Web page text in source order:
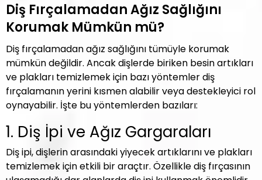
Diş Fırçalamadan Ağız Sağlığını
Korumak Mümkün mü?
Diş fırçalamadan ağız sağlığını tümüyle korumak
mümkün değildir. Ancak dişlerde biriken besin artıkları
ve plakları temizlemek için bazı yöntemler diş
fırçalamanın yerini kısmen alabilir veya destekleyici rol
oynayabilir. İşte bu yöntemlerden bazıları:
1. Diş İpi ve Ağız Gargaraları
Diş ipi, dişlerin arasındaki yiyecek artıklarını ve plakları
temizlemek için etkili bir araçtır. Özellikle diş fırçasının